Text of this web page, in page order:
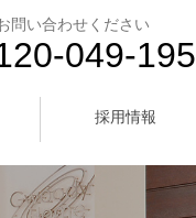
問い合わせください
049-195
採用情報